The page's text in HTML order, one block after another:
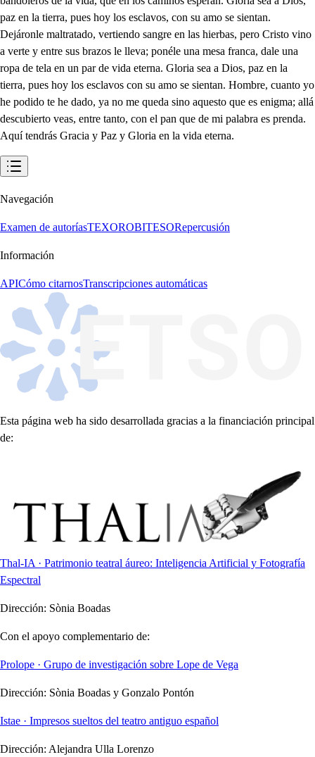
Navegación
Examen de autoríasTEXOROBITESORepercusión
Información
APICómo citarnosTranscripciones automáticas
Esta página web ha sido desarrollada gracias a la financiación principal
de:
Thal-IA · Patrimonio teatral áureo: Inteligencia Artificial y Fotografía
Espectral
Dirección: Sònia Boadas
Con el apoyo complementario de:
Prolope · Grupo de investigación sobre Lope de Vega
Dirección: Sònia Boadas y Gonzalo Pontón
Istae · Impresos sueltos del teatro antiguo español
Dirección: Alejandra Ulla Lorenzo